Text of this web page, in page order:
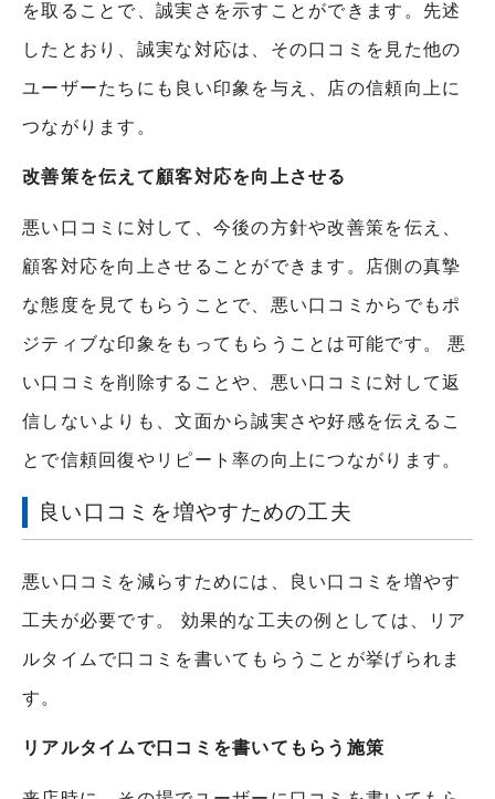
を取ることで、誠実さを示すことができます。先述
したとおり、誠実な対応は、その口コミを見た他の
ユーザーたちにも良い印象を与え、店の信頼向上に
つながります。
改善策を伝えて顧客対応を向上させる
悪い口コミに対して、今後の方針や改善策を伝え、
顧客対応を向上させることができます。店側の真摯
な態度を見てもらうことで、悪い口コミからでもポ
ジティブな印象をもってもらうことは可能です。 悪
い口コミを削除することや、悪い口コミに対して返
信しないよりも、文面から誠実さや好感を伝えるこ
とで信頼回復やリピート率の向上につながります。
良い口コミを増やすための工夫
悪い口コミを減らすためには、良い口コミを増やす
工夫が必要です。 効果的な工夫の例としては、リア
ルタイムで口コミを書いてもらうことが挙げられま
す。
リアルタイムで口コミを書いてもらう施策